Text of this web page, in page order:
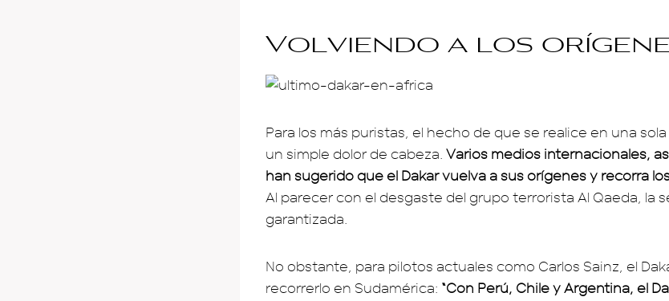
Volviendo a los
Para los más puristas, el hecho de que se realice en una
un simple dolor de cabeza. Varios medios internacionales,
han sugerido que el Dakar vuelva a sus orígenes y recorra
Al parecer con el desgaste del grupo terrorista Al Qaeda, la
garantizada.
No obstante, para pilotos actuales como Carlos Sainz, el
recorrerlo en Sudamérica: “Con Perú, Chile y Argentina, el